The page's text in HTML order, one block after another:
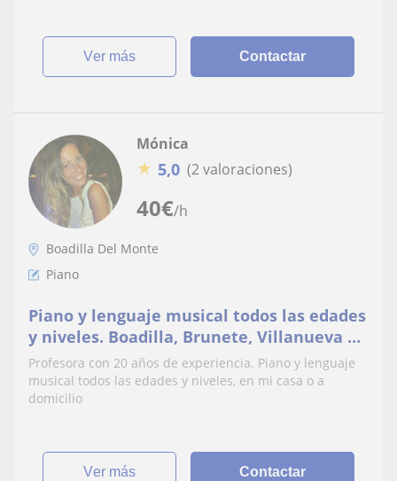
ver más Contactar
40€/h
Mónica
★ 5,0 (2 valoraciones)
Boadilla Del Monte
Piano
Piano y lenguaje musical todos las edades
y niveles. Boadilla, Brunete, Villanueva de
la Cañada, Villanueva del Pardillo,
Valdemorillo
Profesora con 20 años de experiencia. Piano y lenguaje
musical todos las edades y niveles, en mi casa o a
domicilio
ver más Contactar